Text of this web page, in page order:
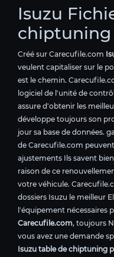
Isuzu
chiptuning
Créé sur Carecufile.com
veulent capitaliser sur le
est le chemin.
logiciel de l'unité de
assure d'obtenir les
développe toujours son
jour sa base de données.
de Carecufile.com
ajustements Ils savent
raison de ce
votre véhicule.
dossiers Isuzu le meilleur
l'équipement nécessaires
Carecufile.com, toujours
vous avez une demande
Isuzu table de chiptuning